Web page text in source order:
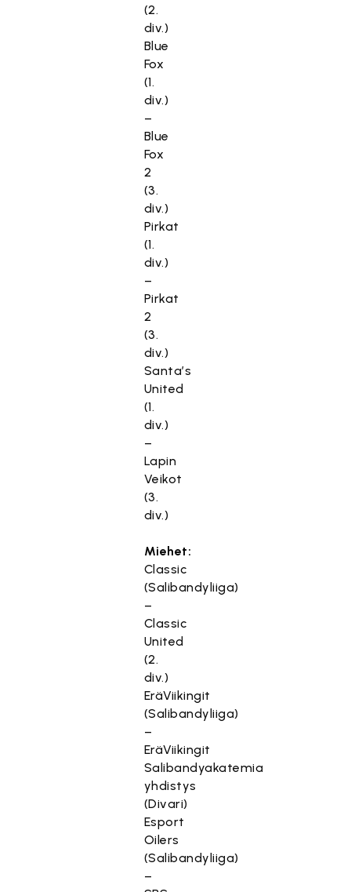
(2.
div.)
Blue
Fox
(1.
div.)
–
Blue
Fox
2
(3.
div.)
Pirkat
(1.
div.)
–
Pirkat
2
(3.
div.)
Santa’s
United
(1.
div.)
–
Lapin
Veikot
(3.
div.)
Miehet:
Classic
(Salibandyliiga)
–
Classic
United
(2.
div.)
EräViikingit
(Salibandyliiga)
–
EräViikingit
Salibandyakatemia
yhdistys
(Divari)
Esport
Oilers
(Salibandyliiga)
–